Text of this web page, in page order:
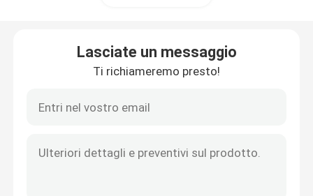
Stampatrice rotatoria dello schermo
Lasciate un messaggio
Ti richiameremo presto!